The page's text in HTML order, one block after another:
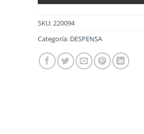
SKU: 220094
Categoría: DESPENSA